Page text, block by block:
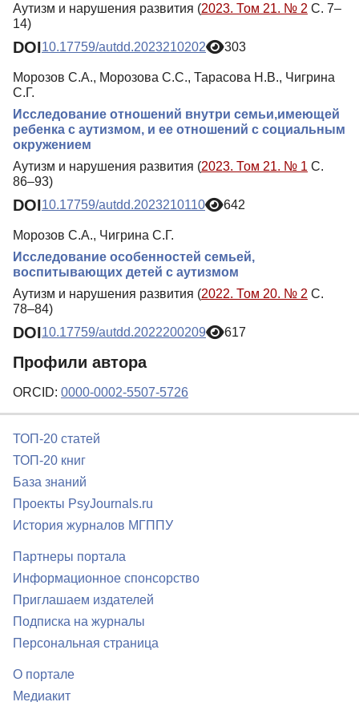
Аутизм и нарушения развития (2023. Том 21. № 2 С. 7–
14)
DOI10.17759/autdd.2023210202 303
Морозов С.А., Морозова С.С., Тарасова Н.В., Чигрина
С.Г.
Исследование отношений внутри семьи,имеющей
ребенка с аутизмом, и ее отношений с социальным
окружением
Аутизм и нарушения развития (2023. Том 21. № 1 С.
86–93)
DOI10.17759/autdd.2023210110 642
Морозов С.А., Чигрина С.Г.
Исследование особенностей семьей,
воспитывающих детей с аутизмом
Аутизм и нарушения развития (2022. Том 20. № 2 С.
78–84)
DOI10.17759/autdd.2022200209 617
Профили автора
ORCID: 0000-0002-5507-5726
ТОП-20 статей
ТОП-20 книг
База знаний
Проекты PsyJournals.ru
История журналов МГППУ
Партнеры портала
Информационное спонсорство
Приглашаем издателей
Подписка на журналы
Персональная страница
О портале
Медиакит